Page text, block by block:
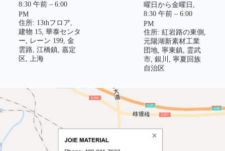
8:30 午前 – 6:00
PM
住所: 13thフロア,
建物 15, 華泰センタ
ー, レーン 199, 金
雲路, 江橋鎮, 嘉定
区, 上海
曜日から金曜日,
8:30 午前 – 6:00
PM
住所: 紅岩路の東側,
元陽湖新素材工業
団地, 寧東鎮, 霊武
市, 銀川, 寧夏回族
自治区